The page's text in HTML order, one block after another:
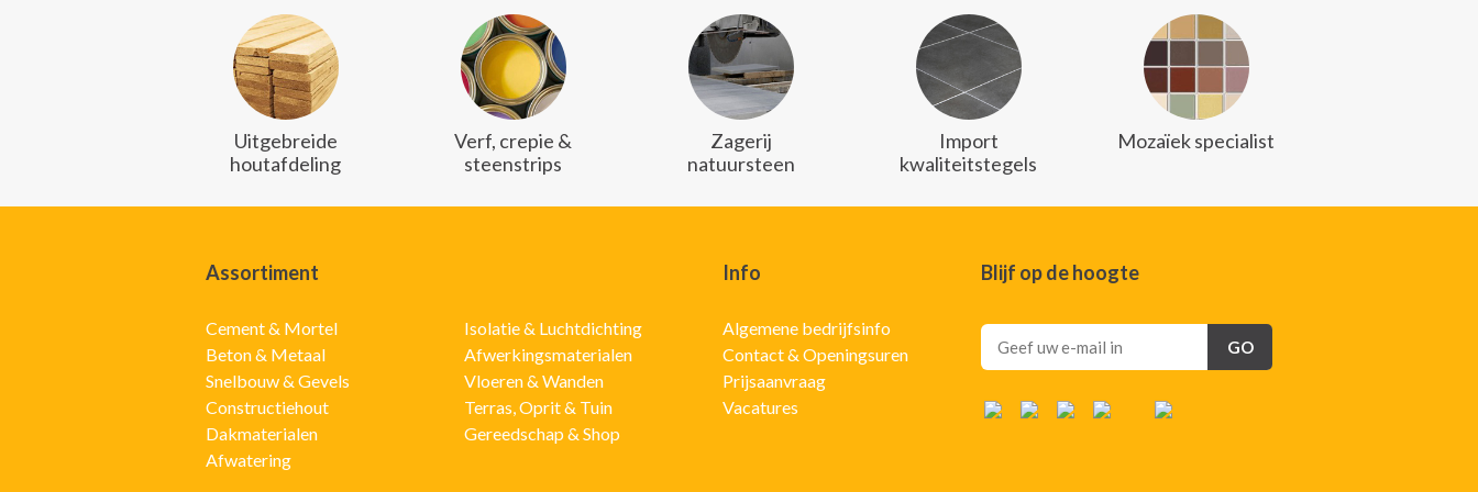
Uitgebreide
houtafdeling
Verf, crepie &
steenstrips
Zagerij
natuursteen
Import
kwaliteitstegels
Mozaïek specialist
Assortiment
Cement & Mortel
Beton & Metaal
Snelbouw & Gevels
Constructiehout
Dakmaterialen
Afwatering
Isolatie & Luchtdichting
Afwerkingsmaterialen
Vloeren & Wanden
Terras, Oprit & Tuin
Gereedschap & Shop
Info
Algemene bedrijfsinfo
Contact & Openingsuren
Prijsaanvraag
Vacatures
Blijf op de hoogte